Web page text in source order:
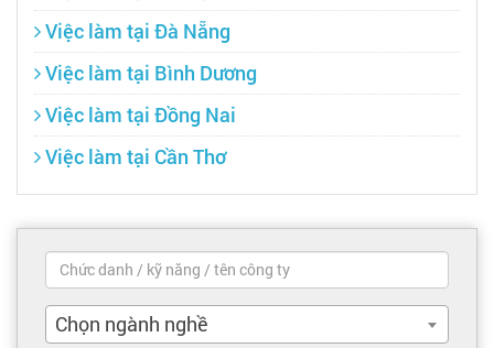
Việc làm tại Đà Nẵng
Việc làm tại Bình Dương
Việc làm tại Đồng Nai
Việc làm tại Cần Thơ
Chọn ngành nghề